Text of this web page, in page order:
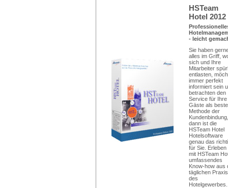
HSTeam
Hotel 2012
- leicht
Sie haben
alles im Griff,
sich und Ihre
Mitarbeiter
entlasten,
immer perfekt
informiert sein
betrachten den
Service für Ihre
Gäste als beste
Methode der
Kundenbindung,
dann ist die
HSTeam Hotel
Hotelsoftware
genau das
für Sie. Erleben
mit HSTeam
umfassendes
Know-how aus
täglichen Praxis
des